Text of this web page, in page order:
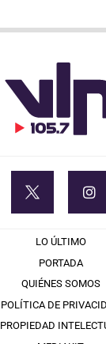
LO ÚLTIMO
PORTADA
QUIÉNES SOMOS
POLÍTICA DE
PROPIEDAD